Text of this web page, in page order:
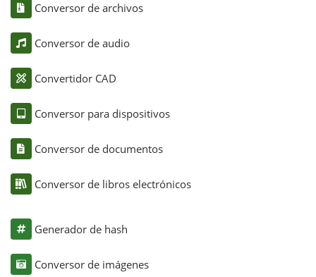
Conversor de archivos
Conversor de audio
Convertidor CAD
Conversor para dispositivos
Conversor de documentos
Conversor de libros electrónicos
Generador de hash
Conversor de imágenes